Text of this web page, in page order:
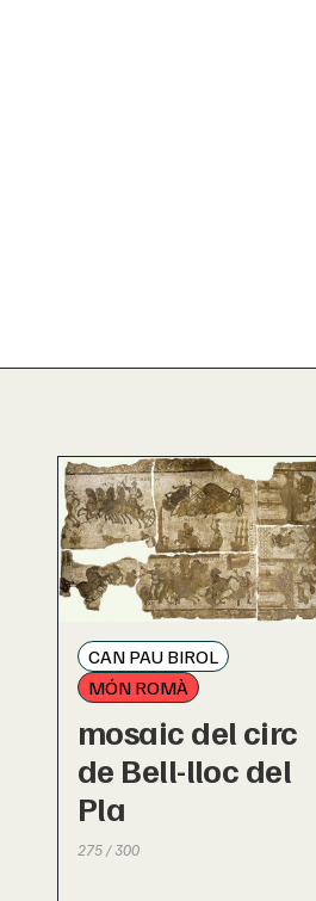
CAN PAU BIROL
MÓN ROMÀ
mosaic del circ
de Bell-lloc del
Pla
275 / 300